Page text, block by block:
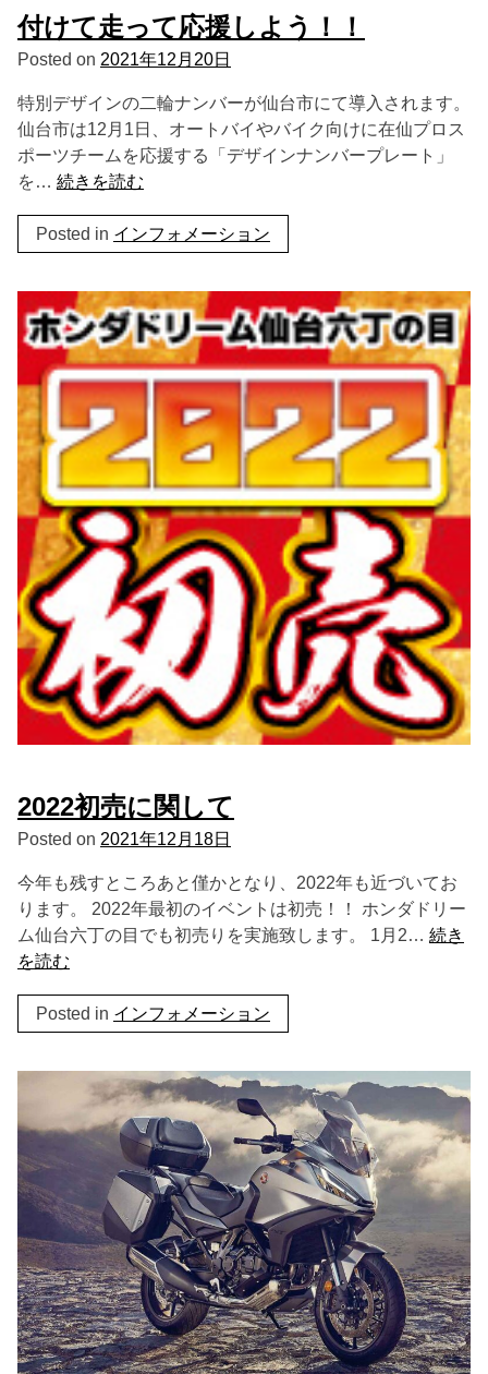
付けて走って応援しよう！！
Posted on 2021年12月20日
特別デザインの二輪ナンバーが仙台市にて導入されます。
仙台市は12月1日、オートバイやバイク向けに在仙プロス
ポーツチームを応援する「デザインナンバープレート」
を… 続きを読む
Posted in インフォメーション
2022初売に関して
Posted on 2021年12月18日
今年も残すところあと僅かとなり、2022年も近づいてお
ります。 2022年最初のイベントは初売！！ ホンダドリー
ム仙台六丁の目でも初売りを実施致します。 1月2… 続き
を読む
Posted in インフォメーション